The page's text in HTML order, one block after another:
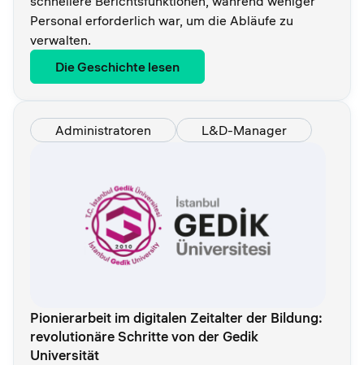
Personal erforderlich war, um die Abläufe zu
verwalten.
Die Geschichte lesen
Administratoren L&D-Manager
Pionierarbeit im digitalen Zeitalter der Bildung:
revolutionäre Schritte von der Gedik
Universität